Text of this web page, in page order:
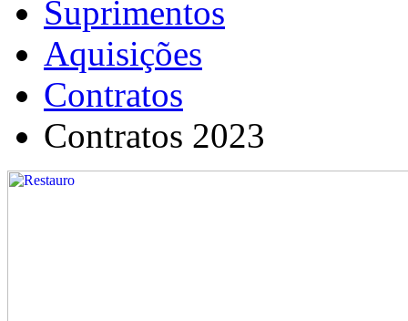
Suprimentos
Aquisições
Contratos
Contratos 2023